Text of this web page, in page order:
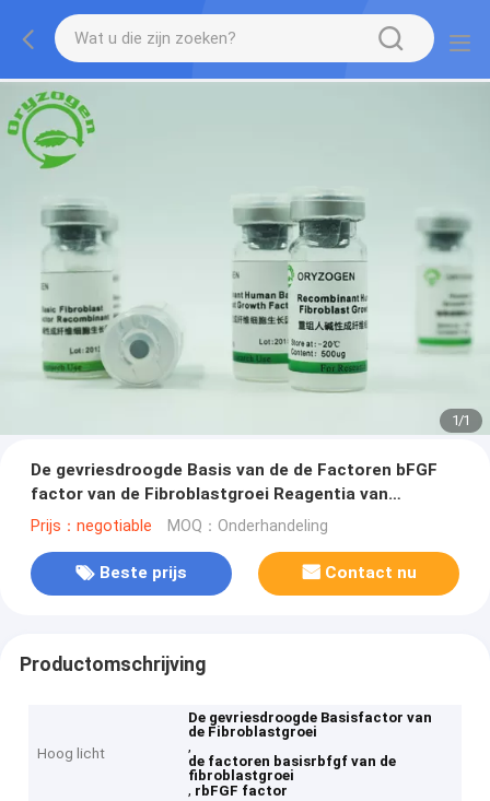
1/1
De gevriesdroogde Basis van de de Factoren bFGF
factor van de Fibroblastgroei Reagentia van
Bilogical voor Biopharmaceuticals
Prijs：negotiable MOQ：Onderhandeling
Beste prijs Contact nu
Productomschrijving
Hoog licht
De gevriesdroogde Basisfactor van
de Fibroblastgroei
,
de factoren basisrbfgf van de
fibroblastgroei
, rbFGF factor